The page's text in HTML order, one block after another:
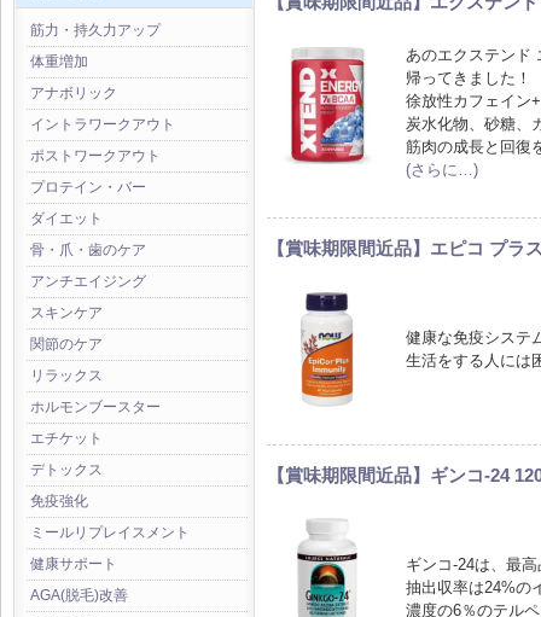
筋力・持久力アップ
体重増加
アナボリック
イントラワークアウト
ポストワークアウト
プロテイン・バー
ダイエット
骨・爪・歯のケア
アンチエイジング
スキンケア
関節のケア
リラックス
ホルモンブースター
エチケット
デトックス
免疫強化
ミールリプレイスメント
健康サポート
AGA(脱毛)改善
あのエクステンド
帰ってきました！
徐放性カフェイン
炭水化物、砂糖、
筋肉の成長と回復
(さらに…)
【賞味期限間近品】エピコ プラ
健康な免疫システ
生活をする人には
【賞味期限間近品】ギンコ-24
ギンコ-24は、最
抽出収率は24%の
濃度の6％のテル